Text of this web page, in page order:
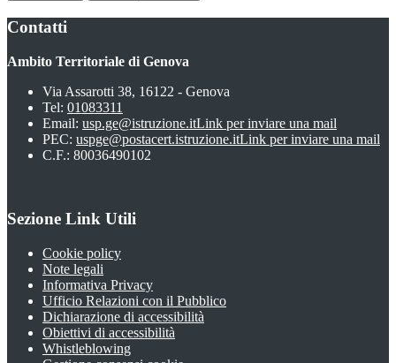
Contatti
Ambito Territoriale di Genova
Via Assarotti 38, 16122 - Genova
Tel: 01083311
Email: usp.ge@istruzione.itLink per inviare una mail
PEC: uspge@postacert.istruzione.itLink per inviare una mail
C.F.: 80036490102
Sezione Link Utili
Cookie policy
Note legali
Informativa Privacy
Ufficio Relazioni con il Pubblico
Dichiarazione di accessibilità
Obiettivi di accessibilità
Whistleblowing